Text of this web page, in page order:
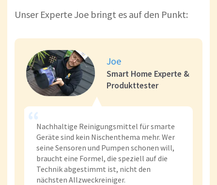
Unser Experte Joe bringt es auf den Punkt:
Nachhaltige Reinigungsmittel für smarte
Geräte sind kein Nischenthema mehr. Wer
seine Sensoren und Pumpen schonen will,
braucht eine Formel, die speziell auf die
Technik abgestimmt ist, nicht den
nächsten Allzweckreiniger.
Joe
Smart Home Experte &
Produkttester